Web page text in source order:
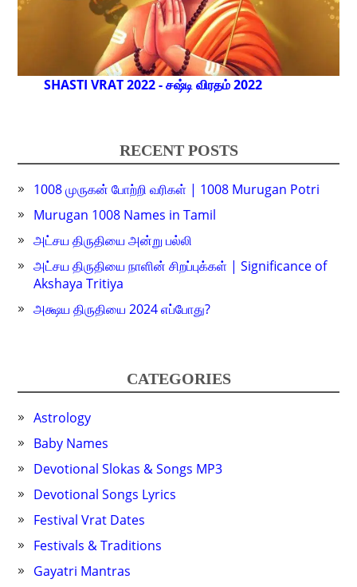
SHASTI VRAT 2022 - சஷ்டி விரதம் 2022
RECENT POSTS
1008 முருகன் போற்றி வரிகள் | 1008 Murugan Potri
Murugan 1008 Names in Tamil
அட்சய திருதியை அன்று பல்லி
அட்சய திருதியை நாளின் சிறப்புக்கள் | Significance of
Akshaya Tritiya
அக்ஷய திருதியை 2024 எப்போது?
CATEGORIES
Astrology
Baby Names
Devotional Slokas & Songs MP3
Devotional Songs Lyrics
Festival Vrat Dates
Festivals & Traditions
Gayatri Mantras